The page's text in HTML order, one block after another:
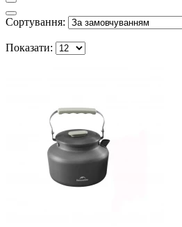
Сортування:
Показати: